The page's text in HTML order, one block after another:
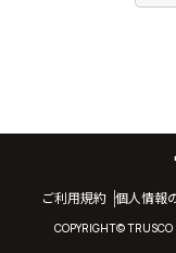
ご利用規約 個人情報
COPYRIGHT© TRUSCO